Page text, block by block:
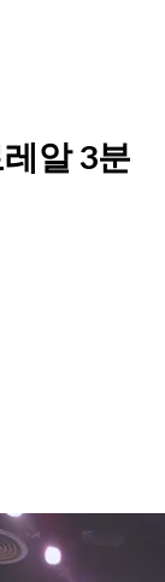
알 3분